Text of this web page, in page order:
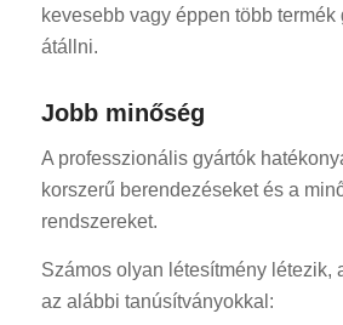
kevesebb vagy éppen több termék
átállni.
Jobb minőség
A professzionális gyártók
korszerű berendezéseket és a
rendszereket.
Számos olyan létesítmény létezik,
az alábbi tanúsítványokkal: